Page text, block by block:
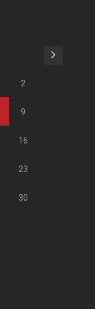
2
9
16
23
30